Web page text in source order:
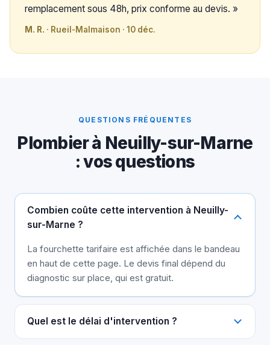
remplacement sous 48h, prix conforme au devis. »
M. R. · Rueil-Malmaison · 10 déc.
QUESTIONS FRÉQUENTES
Plombier à Neuilly-sur-Marne
: vos questions
Combien coûte cette intervention à Neuilly-
sur-Marne ?
La fourchette tarifaire est affichée dans le bandeau
en haut de cette page. Le devis final dépend du
diagnostic sur place, qui est gratuit.
Quel est le délai d'intervention ?